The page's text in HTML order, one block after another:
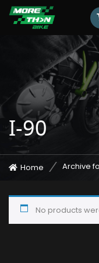
I-90
Home Archive
No products